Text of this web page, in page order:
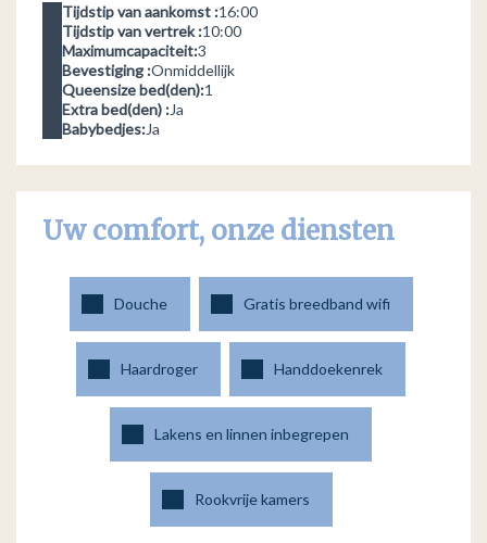
Tijdstip van aankomst :16:00
Tijdstip van vertrek :10:00
Maximumcapaciteit:3
Bevestiging :Onmiddellijk
Queensize bed(den):1
Extra bed(den) :Ja
Babybedjes:Ja
Uw comfort, onze diensten
Douche Gratis breedband wifi
Haardroger Handdoekenrek
Lakens en linnen inbegrepen
Rookvrije kamers